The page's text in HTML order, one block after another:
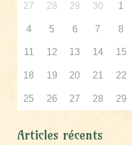
27 28 29 30 1
4 5 6 7 8
11 12 13 14 15
18 19 20 21 22
25 26 27 28 29
Articles récents